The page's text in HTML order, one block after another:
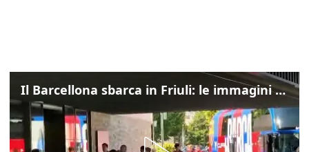
Il Barcellona sbarca in Friuli: le immagini dell'arrivo in albergo